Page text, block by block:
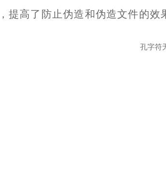
提高了防止伪造和伪造文件的效
孔字符